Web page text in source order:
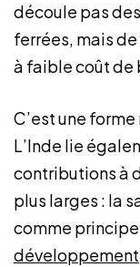
découle pas
ferrées, mais
à faible coût de
C’est une
L’Inde lie
contributions à
plus larges : la
comme
développement